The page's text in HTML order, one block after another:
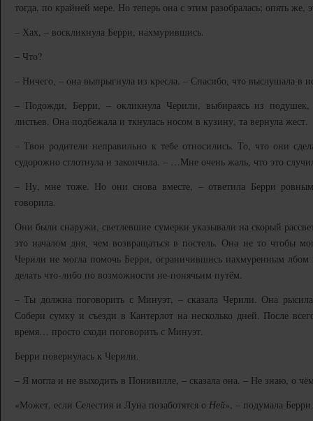
тогда, по крайней мере. Но теперь она с этим разобралась; опять
– Хах, – воскликнула Берри, нахмурившись.
– Что?
– Ничего, – она выпрыгнула из кресла. – Спасибо, что выслушала в
– Подожди, Берри, – окликнула Черили, выбираясь из подушек,
листьев. Она подбежала и ткнулась носом в кузину, та вернула жест.
– Твои родители неправильно к тебе относились. То, что они
судорожно сглотнула и закончила. – …Мне очень жаль, что это
– Ну, мне тоже. Но они снова вместе, – ответила Берри ровным
говорила.
Они были снаружи, светлевшие сумерки указывали на скорый
это началом дня, чем возвращаться в постель. Она не то чтобы
Черили не могла помочь Берри, ограничившись нахмуренным лбом
делать что-либо по возможности не-понячьим путём.
– Ты должна поговорить с Минуэт, – сказала Черили. Она
Собери сумку и съезди в Кантерлот на несколько дней. После
время… просто сходи поговорить с Минуэт.
Берри повернулась к Черили.
– Я могла и не выходить в Понивилле, – сказала она. – Не знаю, о
«Может, если Селестия и Луна позаботятся о Ней», – подумала Берри.